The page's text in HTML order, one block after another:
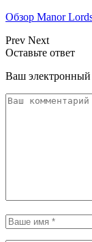
Обзор Manor
Prev Next
Оставьте ответ
Ваш электронный